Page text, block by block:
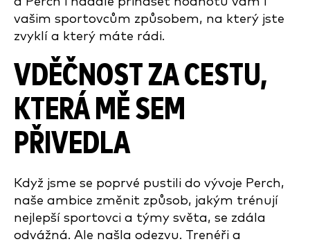
vašim sportovcům způsobem, na který jste
zvyklí a který máte rádi.
VDĚČNOST ZA CESTU,
KTERÁ MĚ SEM
PŘIVEDLA
Když jsme se poprvé pustili do vývoje Perch,
naše ambice změnit způsob, jakým trénují
nejlepší sportovci a týmy světa, se zdála
odvážná. Ale našla odezvu. Trenéři a